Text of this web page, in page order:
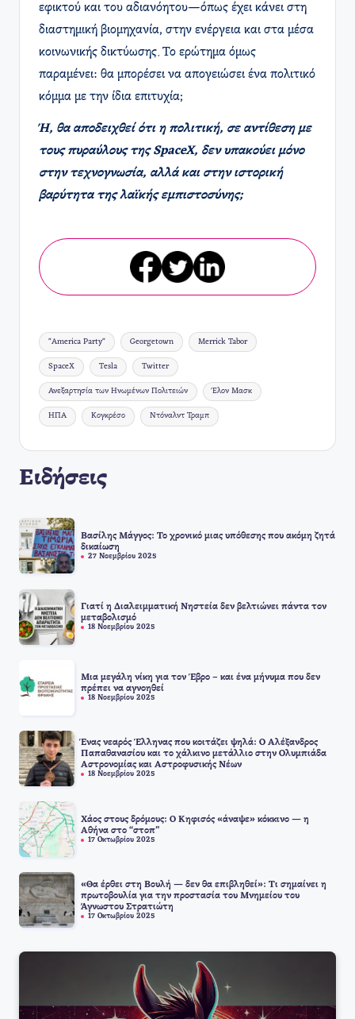
εφικτού και του αδιανόητου—όπως έχει κάνει στη
διαστημική βιομηχανία, στην ενέργεια και στα μέσα
κοινωνικής δικτύωσης. Το ερώτημα όμως
παραμένει: θα μπορέσει να απογειώσει ένα πολιτικό
κόμμα με την ίδια επιτυχία;
Ή, θα αποδειχθεί ότι η πολιτική, σε αντίθεση με
τους πυραύλους της SpaceX, δεν υπακούει μόνο
στην τεχνογνωσία, αλλά και στην ιστορική
βαρύτητα της λαϊκής εμπιστοσύνης;
Ετικέτες:
"America Party" Georgetown Merrick Tabor
SpaceX Tesla Twitter
Ανεξαρτησία των Ηνωμένων Πολιτειών Έλον Μασκ
ΗΠΑ Κογκρέσο Ντόναλντ Τραμπ
Ειδήσεις
Βασίλης Μάγγος: Το χρονικό μιας υπόθεσης που ακόμη ζητά
δικαίωση
27 Νοεμβρίου 2025
Γιατί η Διαλειμματική Νηστεία δεν βελτιώνει πάντα τον
μεταβολισμό
18 Νοεμβρίου 2025
Μια μεγάλη νίκη για τον Έβρο – και ένα μήνυμα που δεν
πρέπει να αγνοηθεί
18 Νοεμβρίου 2025
Ένας νεαρός Έλληνας που κοιτάζει ψηλά: Ο Αλέξανδρος
Παπαθανασίου και το χάλκινο μετάλλιο στην Ολυμπιάδα
Αστρονομίας και Αστροφυσικής Νέων
18 Νοεμβρίου 2025
Χάος στους δρόμους: Ο Κηφισός «άναψε» κόκκινο — η
Αθήνα στο “στοπ”
17 Οκτωβρίου 2025
«Θα έρθει στη Βουλή — δεν θα επιβληθεί»: Τι σημαίνει η
πρωτοβουλία για την προστασία του Μνημείου του
Άγνωστου Στρατιώτη
17 Οκτωβρίου 2025